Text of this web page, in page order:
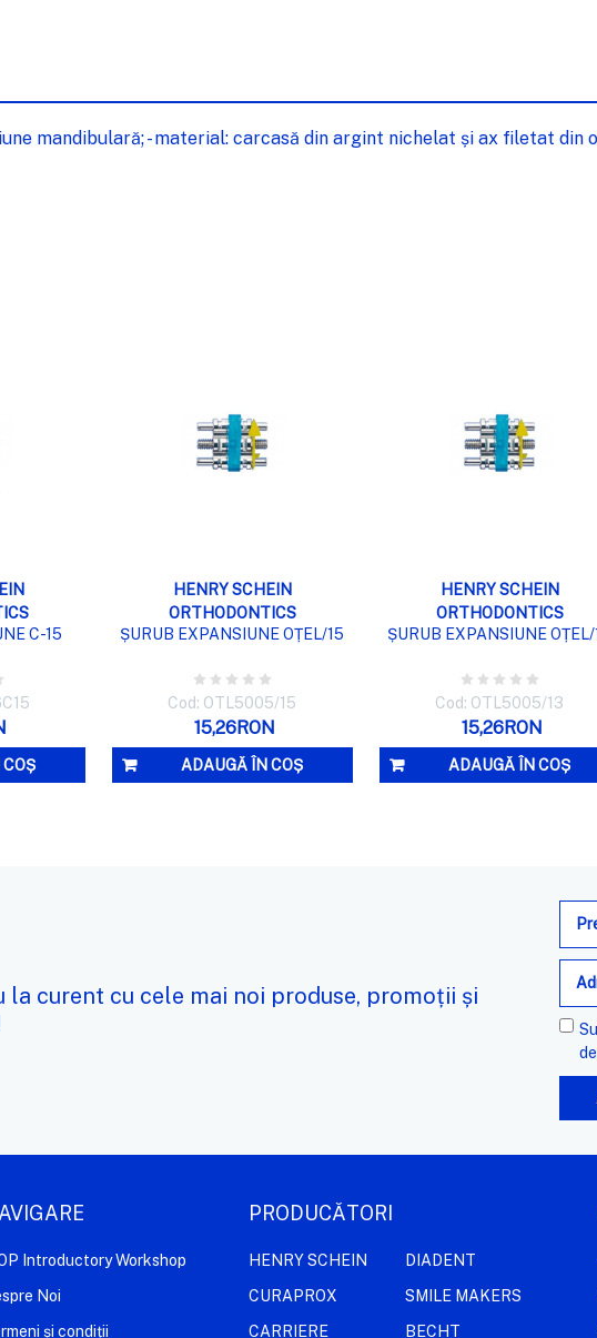
mandibulară; - material: carcasă din argint nichelat și ax filetat din
C-15
VIZUALIZARE RAPIDĂ
HENRY SCHEIN
ORTHODONTICS
ȘURUB EXPANSIUNE OȚEL/15
Cod: OTL5005/15
15,26RON
ADAUGĂ ÎN COȘ
VIZUALIZARE RAPIDĂ
HENRY SCHEIN
ORTHODONTICS
ȘURUB EXPANSIUNE OȚEL/
Cod: OTL5005/13
15,26RON
ADAUGĂ ÎN COȘ
curent cu cele mai noi produse, promoții și
e-
mail
Introductory Workshop
Noi
și condiții
PRODUCĂTORI
HENRY SCHEIN
CURAPROX
CARRIERE
DIADENT
SMILE MAKERS
BECHT